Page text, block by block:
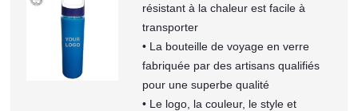
résistant à la chaleur est facile à
transporter
• La bouteille de voyage en verre
fabriquée par des artisans qualifiés
pour une superbe qualité
• Le logo, la couleur, le style et